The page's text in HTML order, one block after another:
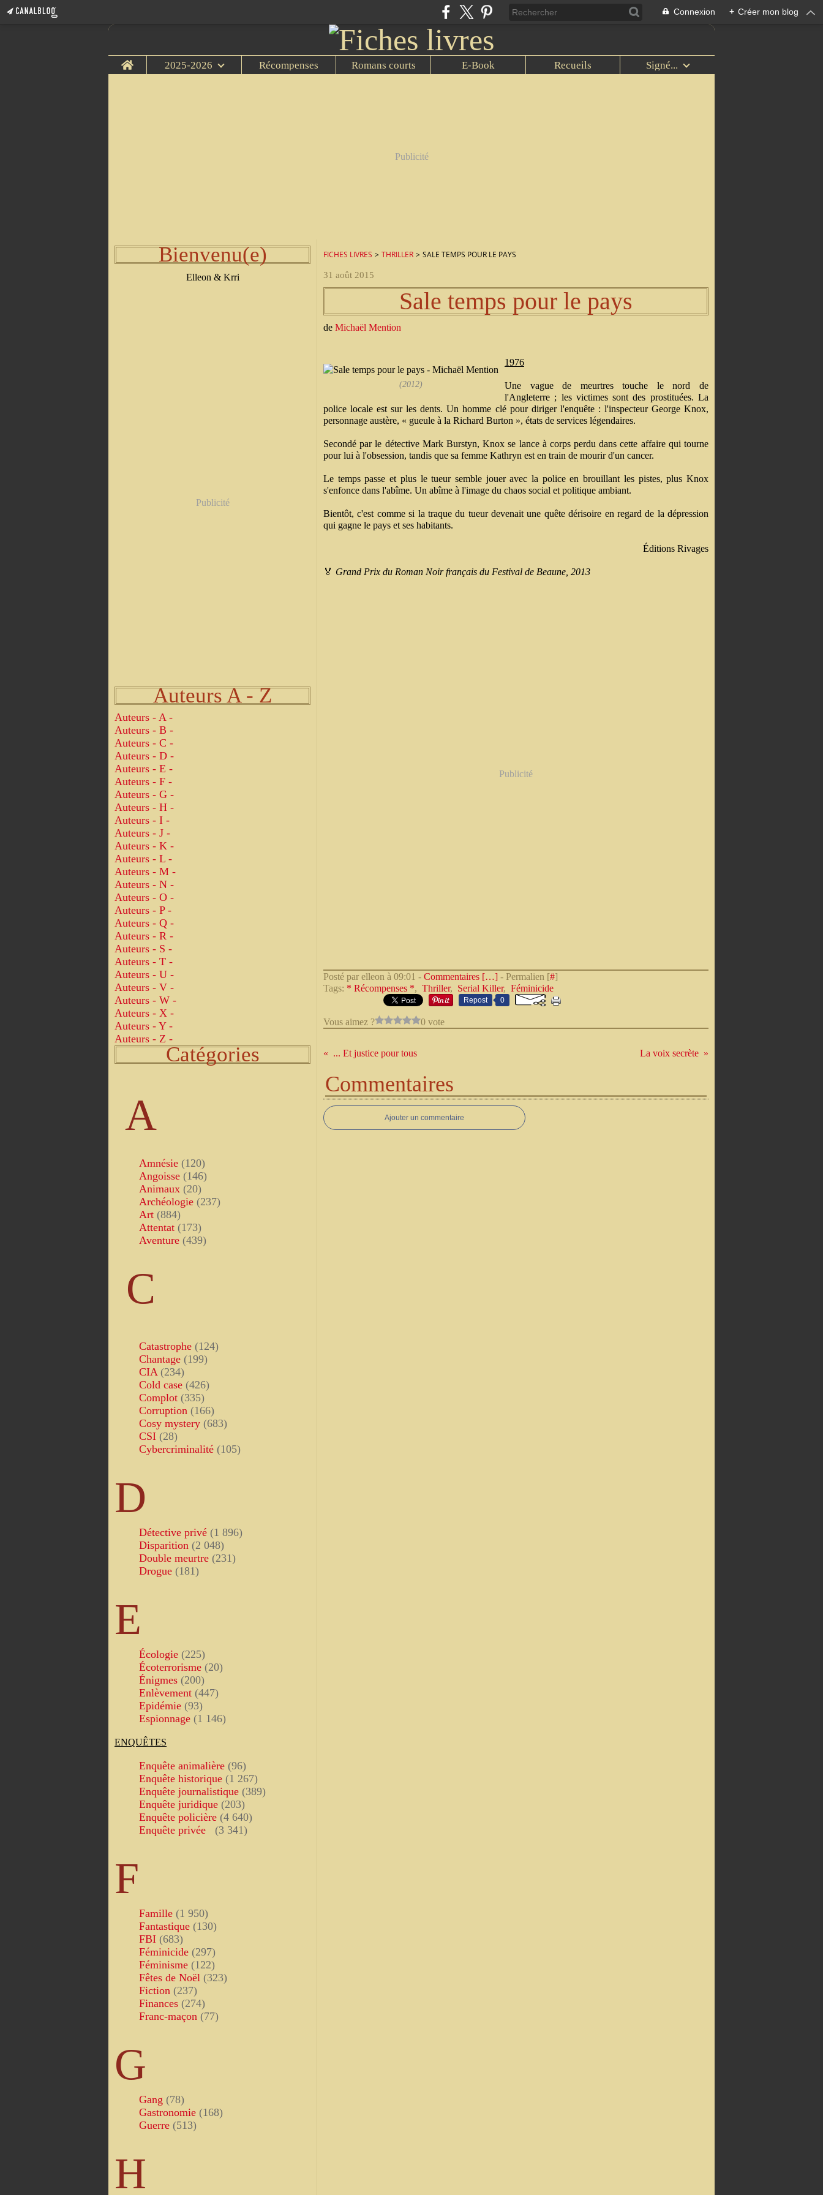
Connexion + Créer mon blog
Home 2025-2026 Récompenses Romans courts E-Book Recueils Signé...
Publicité
Bienvenu(e)
Elleon & Krri
Publicité
Auteurs A - Z
Auteurs - A -
Auteurs - B -
Auteurs - C -
Auteurs - D -
Auteurs - E -
Auteurs - F -
Auteurs - G -
Auteurs - H -
Auteurs - I -
Auteurs - J -
Auteurs - K -
Auteurs - L -
Auteurs - M -
Auteurs - N -
Auteurs - O -
Auteurs - P -
Auteurs - Q -
Auteurs - R -
Auteurs - S -
Auteurs - T -
Auteurs - U -
Auteurs - V -
Auteurs - W -
Auteurs - X -
Auteurs - Y -
Auteurs - Z -
Catégories
A
Amnésie (120)
Angoisse (146)
Animaux (20)
Archéologie (237)
Art (884)
Attentat (173)
Aventure (439)
C
Catastrophe (124)
Chantage (199)
CIA (234)
Cold case (426)
Complot (335)
Corruption (166)
Cosy mystery (683)
CSI (28)
Cybercriminalité (105)
D
Détective privé (1 896)
Disparition (2 048)
Double meurtre (231)
Drogue (181)
E
Écologie (225)
Écoterrorisme (20)
Énigmes (200)
Enlèvement (447)
Epidémie (93)
Espionnage (1 146)
ENQUÊTES
Enquête animalière (96)
Enquête historique (1 267)
Enquête journalistique (389)
Enquête juridique (203)
Enquête policière (4 640)
Enquête privée
(3 341)
F
Famille (1 950)
Fantastique (130)
FBI (683)
Féminicide (297)
Féminisme (122)
Fêtes de Noël (323)
Fiction (237)
Finances (274)
Franc-maçon (77)
G
Gang (78)
Gastronomie (168)
Guerre (513)
H
FICHES LIVRES > THRILLER > SALE TEMPS POUR LE PAYS
31 août 2015
Sale temps pour le pays
de Michaël Mention
(2012)
1976
Une vague de meurtres touche le nord de
l'Angleterre ; les victimes sont des prostituées. La
police locale est sur les dents. Un homme clé pour diriger l'enquête : l'inspecteur George Knox,
personnage austère, « gueule à la Richard Burton », états de services légendaires.
Secondé par le détective Mark Burstyn, Knox se lance à corps perdu dans cette affaire qui tourne
pour lui à l'obsession, tandis que sa femme Kathryn est en train de mourir d'un cancer.
Le temps passe et plus le tueur semble jouer avec la police en brouillant les pistes, plus Knox
s'enfonce dans l'abîme. Un abîme à l'image du chaos social et politique ambiant.
Bientôt, c'est comme si la traque du tueur devenait une quête dérisoire en regard de la dépression
qui gagne le pays et ses habitants.
Éditions Rivages
🏅 Grand Prix du Roman Noir français du Festival de Beaune, 2013
Publicité
Posté par elleon à 09:01 - Commentaires […] - Permalien [#]
Tags: * Récompenses *, Thriller, Serial Killer, Féminicide
Repost 0
Vous aimez ? 0 vote
... Et justice pour tous La voix secrète
Commentaires
Ajouter un commentaire